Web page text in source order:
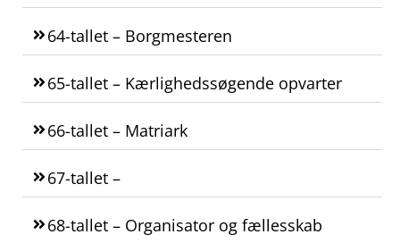
64-tallet – Borgmesteren
65-tallet – Kærlighedssøgende opvarter
66-tallet – Matriark
67-tallet –
68-tallet – Organisator og fællesskab